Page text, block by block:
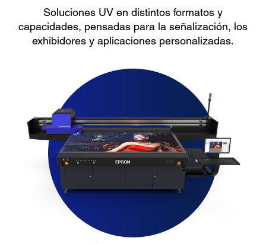
Soluciones UV en distintos formatos y
capacidades, pensadas para la señalización, los
exhibidores y aplicaciones personalizadas.